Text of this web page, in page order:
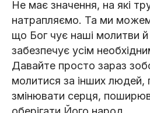
Не має значення, на які
натрапляємо. Та ми
що Бог чує наші молитви й
забезпечує усім
Давайте просто зараз
молитися за інших людей,
змінювати серця,